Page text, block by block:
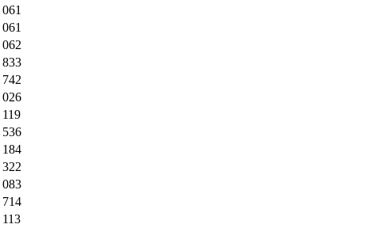
061
061
062
833
742
026
119
536
184
322
083
714
113